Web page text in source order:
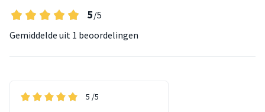
5/5
Gemiddelde uit 1 beoordelingen
5 /5